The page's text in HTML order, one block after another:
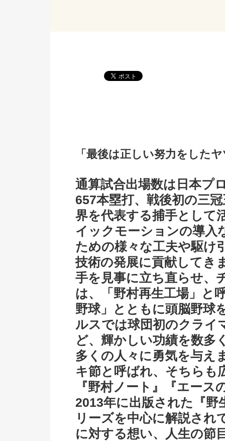
「最後は正しい努力をした
通算試合出場数は日本プ
657本塁打、戦後初の三
界を代表する捕手として
イックモーションの導入
ための様々な工夫や駆け
技術の発展に貢献してき
手を見事に立ち直らせ、
は、「野村再生工場」と
野球」とともに頭脳野球
ルスでは球団初のクライ
ど、輝かしい功績を数多
多くの人々に勇気を与え
キ節と呼ばれ、そちらも
『野村ノート』『エー
2013年に出版された『野
リーズを中心に解説され
に対する想い、人生の節